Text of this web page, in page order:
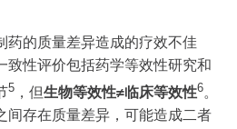
药的质量差异造成的疗效不佳
致性评价包括药学等效性研究和
5 ，但生物等效性≠临床等效性6。
间存在质量差异，可能造成二者